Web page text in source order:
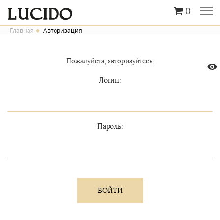
0
Главная Авторизация
Пожалуйста, авторизуйтесь:
Логин:
Пароль: